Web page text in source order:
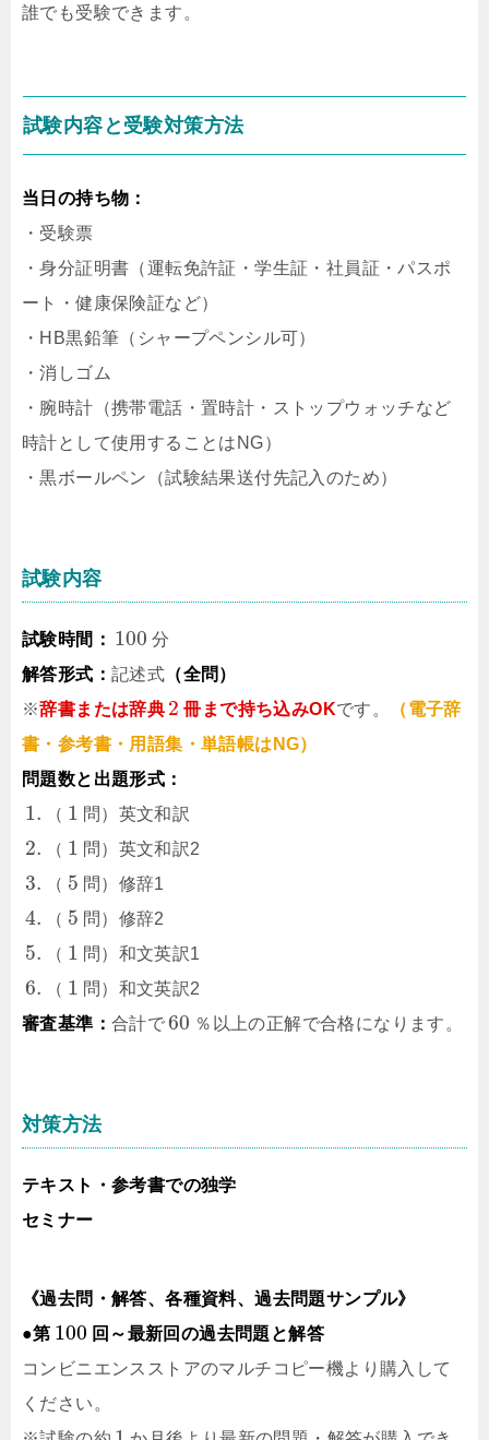
誰でも受験できます。
試験内容と受験対策方法
当日の持ち物：
・受験票
・身分証明書（運転免許証・学生証・社員証・パスポ
ート・健康保険証など）
・HB黒鉛筆（シャープペンシル可）
・消しゴム
・腕時計（携帯電話・置時計・ストップウォッチなど
時計として使用することはNG）
・黒ボールペン（試験結果送付先記入のため）
試験内容
試験時間： 100 分
解答形式： 記述式 （全問）
※辞書または辞典 2 冊まで持ち込みOKです。
（電子辞
書・参考書・用語集・単語帳はNG）
問題数と出題形式：
1. （ 1 問）英文和訳
2. （ 1 問）英文和訳2
3. （ 5 問）修辞1
4. （ 5 問）修辞2
5. （ 1 問）和文英訳1
6. （ 1 問）和文英訳2
審査基準： 合計で 60 ％以上の正解で合格になります。
対策方法
テキスト・参考書での独学
セミナー
《過去問・解答、各種資料、過去問題サンプル》
●第 100 回～最新回の過去問題と解答
コンビニエンスストアのマルチコピー機より購入して
ください。